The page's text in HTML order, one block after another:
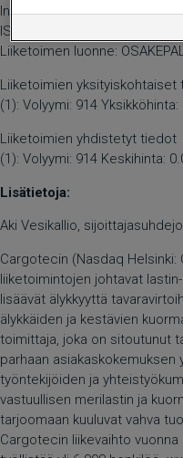
Instrumentti tyyppi: OSAKE
ISIN: FI4000571013
Liiketoimen luonne:
Liiketoimien yksityiskohtaiset
(1): Volyymi: 914 Yksikköhinta:
Liiketoimien yhdistetyt tiedot
(1): Volyymi: 914 Keskihinta:
Lisätietoja:
Aki Vesikallio,
Cargotecin (Nasdaq Helsinki:
liiketoimintojen johtavat
lisäävät älykkyyttä
älykkäiden ja kestävien
toimittaja, joka on sitoutunut
parhaan
työntekijöiden ja
vastuullisen merilastin ja
tarjoomaan kuuluvat vahva
Cargotecin liikevaihto vuonna